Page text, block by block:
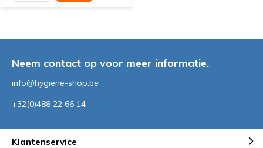
Neem contact op voor meer informatie.
info@hygiene-shop.be
+32(0)488 22 66 14
Klantenservice